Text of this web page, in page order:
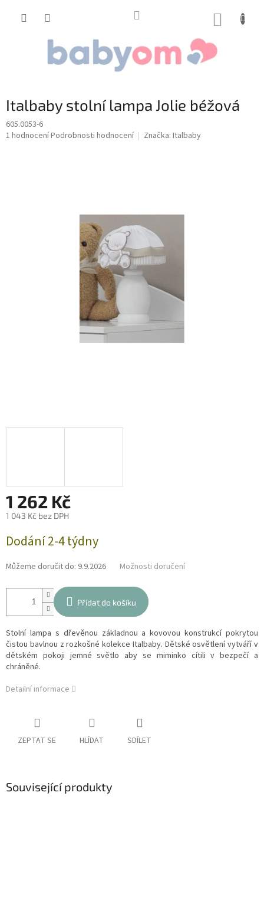
Italbaby stolní lampa Jolie béžová
605.0053-6
Průměrné
1 hodnoceníPodrobnosti hodnocení Značka: Italbaby
1 262 Kč
1 043 Kč bez DPH
cena:
Dodání 2-4 týdny
Můžeme doručit do: 9.9.2026 Možnosti doručení
Přidat do košíku
Stolní lampa s dřevěnou základnou a kovovou konstrukcí pokrytou
čistou bavlnou z rozkošné kolekce Italbaby. Dětské osvětlení vytváří v
dětském pokoji jemné světlo aby se miminko cítili v bezpečí a
chráněné.
Detailní informace
ZEPTAT SE HLÍDAT SDÍLET
Související produkty